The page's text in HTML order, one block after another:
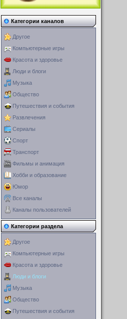
Категории каналов
Другое
Компьютерные игры
Красота и здоровье
Люди и блоги
Музыка
Общество
Путешествия и события
Развлечения
Сериалы
Спорт
Транспорт
Фильмы и анимация
Хобби и образование
Юмор
Все каналы
Каналы пользователей
Категории раздела
Другое
Компьютерные игры
Красота и здоровье
Люди и блоги
Музыка
Общество
Путешествия и события